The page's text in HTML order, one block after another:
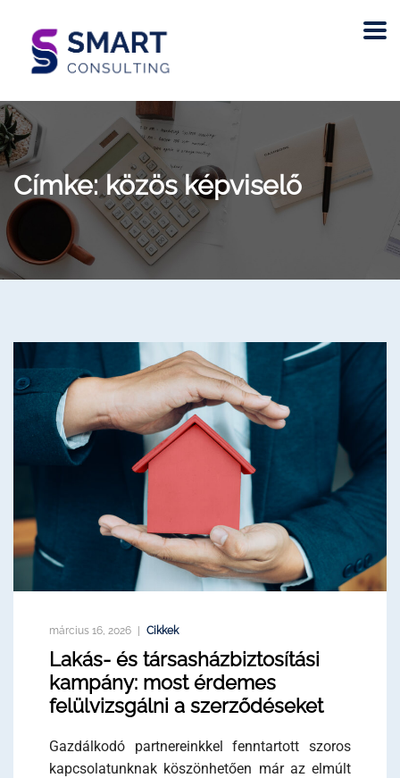
Címke: közös képviselő
március 16, 2026 Cikkek
Lakás- és társasházbiztosítási
kampány: most érdemes
felülvizsgálni a szerződéseket
Gazdálkodó partnereinkkel fenntartott szoros
kapcsolatunknak köszönhetően már az elmúlt